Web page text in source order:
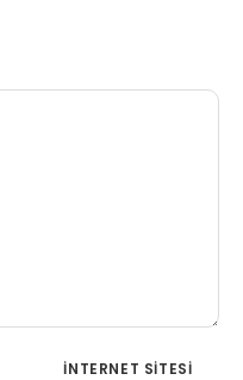
İNTERNET SITESI